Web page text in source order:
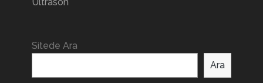
Sitede Ara
Ara